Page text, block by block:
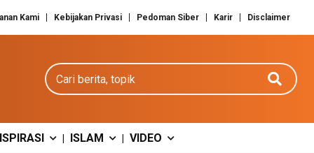
Kami Kebijakan Privasi Pedoman Siber Karir Disclaimer
Cari berita
| ISLAM | VIDEO